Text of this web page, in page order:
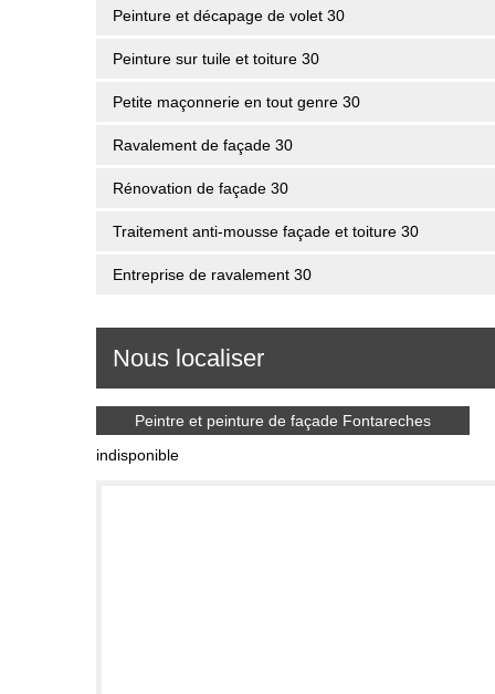
Peinture et décapage de volet 30
Peinture sur tuile et toiture 30
Petite maçonnerie en tout genre 30
Ravalement de façade 30
Rénovation de façade 30
Traitement anti-mousse façade et toiture 30
Entreprise de ravalement 30
Nous localiser
Peintre et peinture de façade Fontareches
indisponible